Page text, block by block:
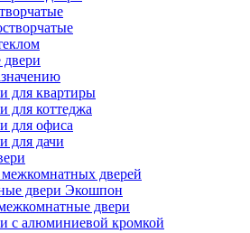
для квартиры
для коттеджа
для офиса
для дачи
дверей
двери Экошпон
двери
с алюминиевой кромкой